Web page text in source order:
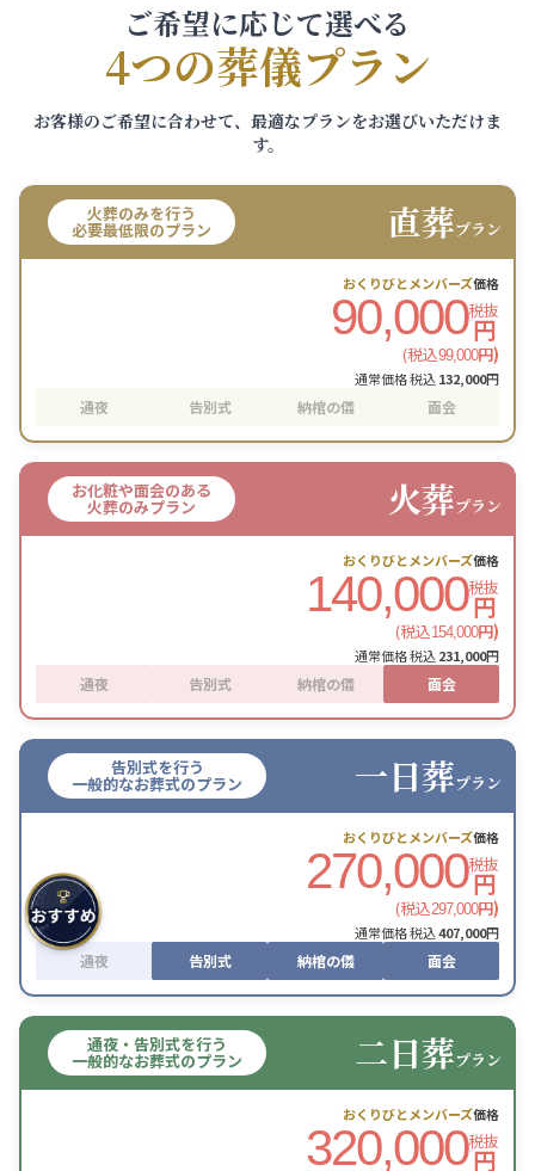
ご希望に応じて選べる
4つの葬儀プラン
お客様のご希望に合わせて、最適なプランをお選びいただけま
す。
火葬のみを行う
必要最低限のプラン 直葬プラン
おくりびとメンバーズ価格
90,000税抜
円
(税込99,000円)
通常価格 税込132,000円
通夜 告別式 納棺の儀 面会
お化粧や面会のある
火葬のみプラン 火葬プラン
おくりびとメンバーズ価格
140,000税抜
円
(税込154,000円)
通常価格 税込231,000円
通夜 告別式 納棺の儀 面会
告別式を行う
一般的なお葬式のプラン 一日葬プラン
おくりびとメンバーズ価格
270,000税抜
円
(税込297,000円)
通常価格 税込407,000円
通夜 告別式 納棺の儀 面会
通夜・告別式を行う
一般的なお葬式のプラン 二日葬プラン
おくりびとメンバーズ価格
320,000税抜
円